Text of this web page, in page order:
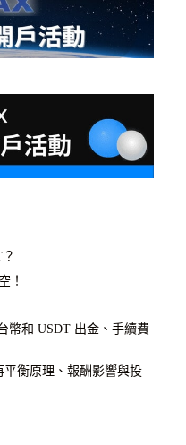
！
幣和 USDT 出金、手續費
平衡原理、報酬影響與投